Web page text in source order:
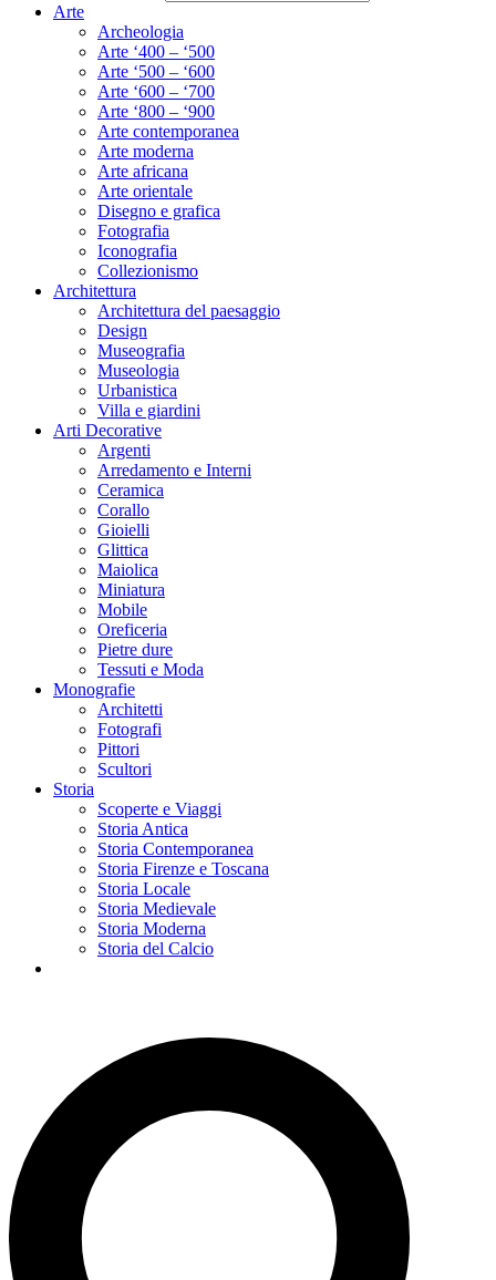
Arte
Archeologia
Arte ‘400 – ‘500
Arte ‘500 – ‘600
Arte ‘600 – ‘700
Arte ‘800 – ‘900
Arte contemporanea
Arte moderna
Arte africana
Arte orientale
Disegno e grafica
Fotografia
Iconografia
Collezionismo
Architettura
Architettura del paesaggio
Design
Museografia
Museologia
Urbanistica
Villa e giardini
Arti Decorative
Argenti
Arredamento e Interni
Ceramica
Corallo
Gioielli
Glittica
Maiolica
Miniatura
Mobile
Oreficeria
Pietre dure
Tessuti e Moda
Monografie
Architetti
Fotografi
Pittori
Scultori
Storia
Scoperte e Viaggi
Storia Antica
Storia Contemporanea
Storia Firenze e Toscana
Storia Locale
Storia Medievale
Storia Moderna
Storia del Calcio